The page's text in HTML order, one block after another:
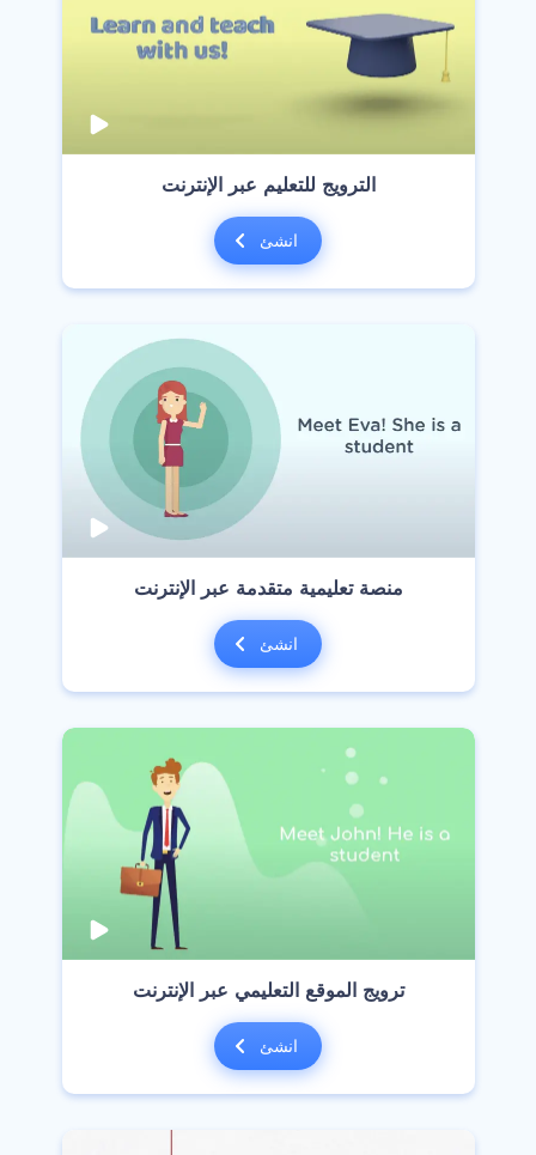
‫الترويج للتعليم عبر الإنترنت‬
انشئ
‫منصة تعليمية متقدمة عبر الإنترنت‬
انشئ
‫ترويج الموقع التعليمي عبر الإنترنت‬
انشئ